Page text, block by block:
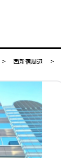
> 西新宿周辺 >